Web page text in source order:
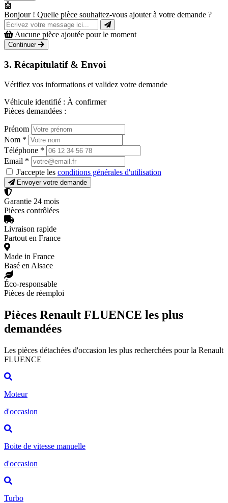
🤖
Bonjour ! Quelle pièce souhaitez-vous ajouter à votre demande ?
Aucune pièce ajoutée pour le moment
Continuer
3. Récapitulatif & Envoi
Vérifiez vos informations et validez votre demande
Véhicule identifié : À confirmer
Pièces demandées :
Prénom
Nom *
Téléphone *
Email *
J'accepte les conditions générales d'utilisation
Envoyer votre demande
Garantie 24 mois
Pièces contrôlées
Livraison rapide
Partout en France
Made in France
Basé en Alsace
Éco-responsable
Pièces de réemploi
Pièces Renault FLUENCE les plus
demandées
Les pièces détachées d'occasion les plus recherchées pour la Renault
FLUENCE
Moteur
d'occasion
Boite de vitesse manuelle
d'occasion
Turbo